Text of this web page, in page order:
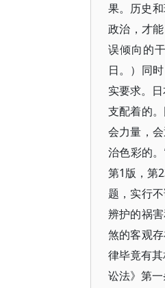
果。历史
政治，才
误倾向的
日。）同
实要求。
支配着的
会力量，
治色彩的
第1版，第
题，实行
辨护的祸
煞的客观
律毕竟有
讼法》第一